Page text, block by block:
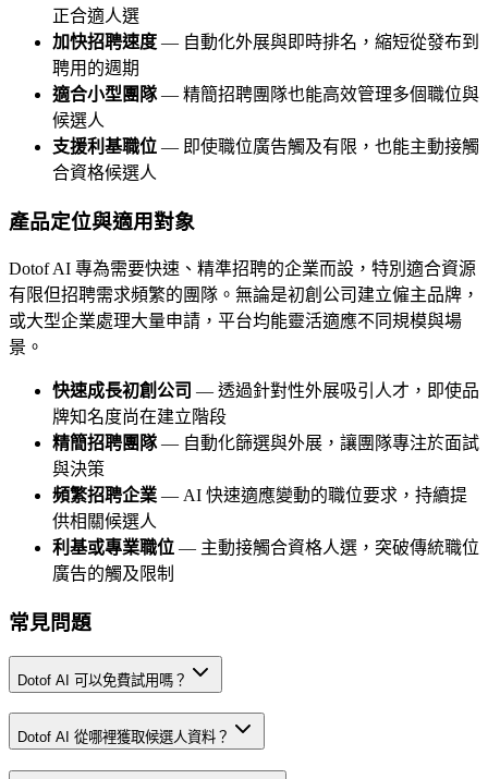
正合適人選
加快招聘速度 — 自動化外展與即時排名，縮短從發布到
聘用的週期
適合小型團隊— 精簡招聘團隊也能高效管理多個職位與
候選人
支援利基職位 — 即使職位廣告觸及有限，也能主動接觸
合資格候選人
產品定位與適用對象
Dotof AI 專為需要快速、精準招聘的企業而設，特別適合資源
有限但招聘需求頻繁的團隊。無論是初創公司建立僱主品牌，
或大型企業處理大量申請，平台均能靈活適應不同規模與場
景。
快速成長初創公司 — 透過針對性外展吸引人才，即使品
牌知名度尚在建立階段
精簡招聘團隊— 自動化篩選與外展，讓團隊專注於面試
與決策
頻繁招聘企業 — AI 快速適應變動的職位要求，持續提
供相關候選人
利基或專業職位 — 主動接觸合資格人選，突破傳統職位
廣告的觸及限制
常見問題
Dotof AI 可以免費試用嗎？
Dotof AI 從哪裡獲取候選人資料？